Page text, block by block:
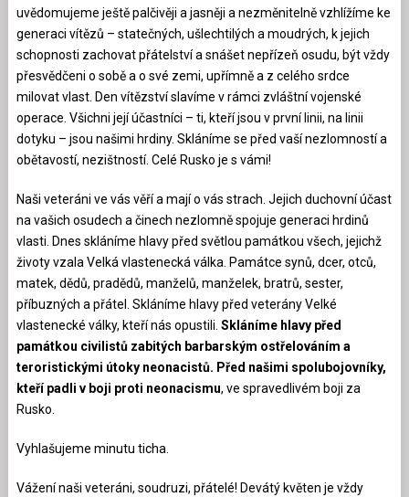
uvědomujeme ještě palčivěji a jasněji a nezměnitelně vzhlížíme ke
generaci vítězů – statečných, ušlechtilých a moudrých, k jejich
schopnosti zachovat přátelství a snášet nepřízeň osudu, být vždy
přesvědčeni o sobě a o své zemi, upřímně a z celého srdce
milovat vlast. Den vítězství slavíme v rámci zvláštní vojenské
operace. Všichni její účastníci – ti, kteří jsou v první linii, na linii
dotyku – jsou našimi hrdiny. Skláníme se před vaší nezlomností a
obětavostí, nezištností. Celé Rusko je s vámi!
Naši veteráni ve vás věří a mají o vás strach. Jejich duchovní účast
na vašich osudech a činech nezlomně spojuje generaci hrdinů
vlasti. Dnes skláníme hlavy před světlou památkou všech, jejichž
životy vzala Velká vlastenecká válka. Památce synů, dcer, otců,
matek, dědů, pradědů, manželů, manželek, bratrů, sester,
příbuzných a přátel. Skláníme hlavy před veterány Velké
vlastenecké války, kteří nás opustili. Skláníme hlavy před
památkou civilistů zabitých barbarským ostřelováním a
teroristickými útoky neonacistů. Před našimi spolubojovníky,
kteří padli v boji proti neonacismu, ve spravedlivém boji za
Rusko.
Vyhlašujeme minutu ticha.
Vážení naši veteráni, soudruzi, přátelé! Devátý květen je vždy